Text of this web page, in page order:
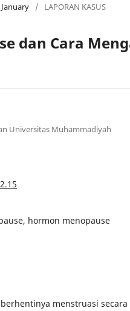
/ LAPORAN KASUS
dan Cara
Universitas Muhammadiyah
hormon menopause
menstruasi secara